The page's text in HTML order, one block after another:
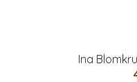
Ina